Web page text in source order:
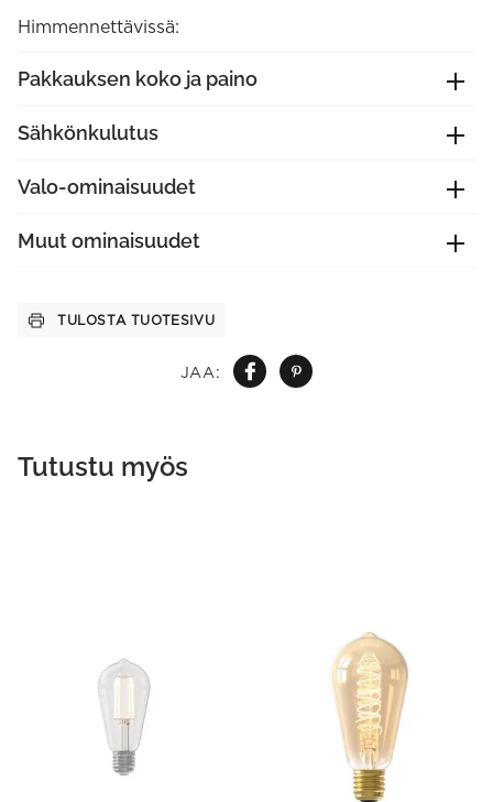
JAA:
Himmennettävissä:
Pakkauksen koko ja paino
Sähkönkulutus
Valo-ominaisuudet
Muut ominaisuudet
TULOSTA TUOTESIVU
Tutustu myös